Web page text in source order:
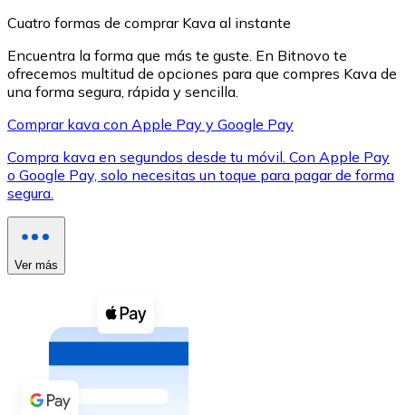
XRP
XRP
Ver todo
Compra criptomonedas con efectivo en tu tienda más
Comprar con efectivo
Transferencia SEPA
Cuatro formas de comprar Kava al instante
Encuentra la forma que más te guste. En Bitnovo te
ofrecemos multitud de opciones para que compres Kava de
una forma segura, rápida y sencilla.
Comprar kava con Apple Pay y Google Pay
Compra kava en segundos desde tu móvil. Con Apple Pay
o Google Pay, solo necesitas un toque para pagar de forma
segura.
Ver más